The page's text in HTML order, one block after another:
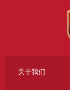
关于我们